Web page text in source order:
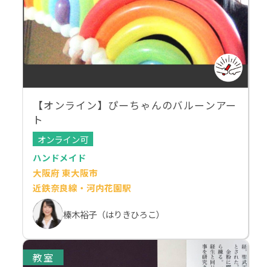
【オンライン】ぴーちゃんのバルーンアー
ト
オンライン可
ハンドメイド
大阪府 東大阪市
近鉄奈良線・河内花園駅
榛木裕子（はりきひろこ）
教室